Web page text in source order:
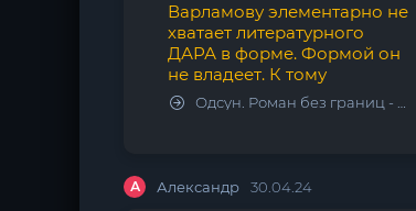
Варламову элементарно не
хватает литературного
ДАРА в форме. Формой он
не владеет. К тому
Одсун. Роман без границ - Алексей Варламов
А Александр 30.04.24